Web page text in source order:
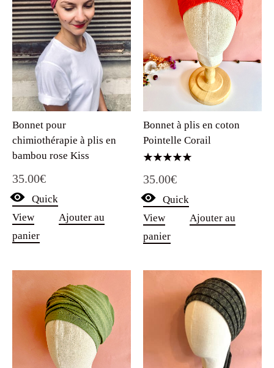
Bonnet pour
chimiothérapie à plis en
bambou rose Kiss
35.00€
Quick
View
Ajouter au
panier
Bonnet à plis en coton
Pointelle Corail
5.00
sur 5
35.00€
Quick
View
Ajouter au
panier